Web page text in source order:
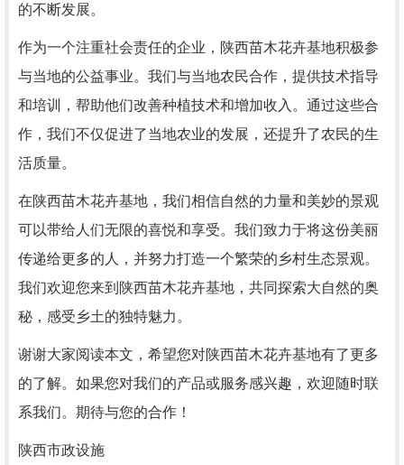
的不断发展。
作为一个注重社会责任的企业，陕西苗木花卉基地积极参
与当地的公益事业。我们与当地农民合作，提供技术指导
和培训，帮助他们改善种植技术和增加收入。通过这些合
作，我们不仅促进了当地农业的发展，还提升了农民的生
活质量。
在陕西苗木花卉基地，我们相信自然的力量和美妙的景观
可以带给人们无限的喜悦和享受。我们致力于将这份美丽
传递给更多的人，并努力打造一个繁荣的乡村生态景观。
我们欢迎您来到陕西苗木花卉基地，共同探索大自然的奥
秘，感受乡土的独特魅力。
谢谢大家阅读本文，希望您对陕西苗木花卉基地有了更多
的了解。如果您对我们的产品或服务感兴趣，欢迎随时联
系我们。期待与您的合作！
陕西市政设施